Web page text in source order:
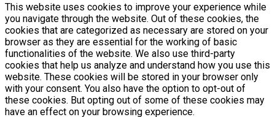
This website uses cookies to improve your experience while
you navigate through the website. Out of these cookies, the
cookies that are categorized as necessary are stored on your
browser as they are essential for the working of basic
functionalities of the website. We also use third-party
cookies that help us analyze and understand how you use this
website. These cookies will be stored in your browser only
with your consent. You also have the option to opt-out of
these cookies. But opting out of some of these cookies may
have an effect on your browsing experience.